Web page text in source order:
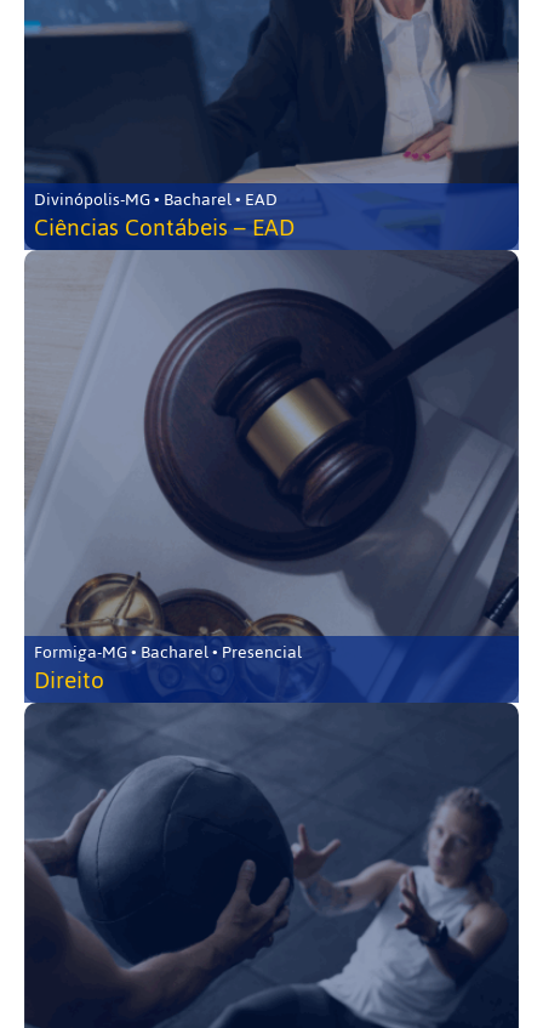
Divinópolis-MG • Bacharel • EAD
Ciências Contábeis – EAD
Formiga-MG • Bacharel • Presencial
Direito